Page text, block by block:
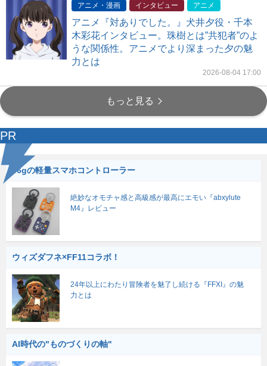
アニメ・漫画 インタビュー アニメ
アニメ『対ありでした。』犬井夕役・千本
木彩花インタビュー。珠樹とは”共犯者”のよ
うな関係性。アニメでより深まった夕の魅
力とは
2026-08-04 17:00
もっと見る
PR
56gの軽量スマホコントローラー
絶妙なオモチャ感と高級感が最高にエモい『abxylute
M4』レビュー
ウィズダフネ×FF11コラボ！
24年以上にわたり冒険者を魅了し続ける『FFXI』の魅
力とは
AI時代の"ものづくりの軸"